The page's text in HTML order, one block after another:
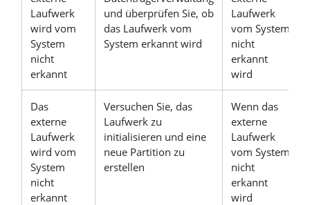
Laufwerk
wird vom
System
nicht
erkannt
und überprüfen Sie, ob
das Laufwerk vom
System erkannt wird
Laufwerk
vom System
nicht
erkannt
wird
Das
externe
Laufwerk
wird vom
System
nicht
erkannt
Versuchen Sie, das
Laufwerk zu
initialisieren und eine
neue Partition zu
erstellen
Wenn das
externe
Laufwerk
vom System
nicht
erkannt
wird